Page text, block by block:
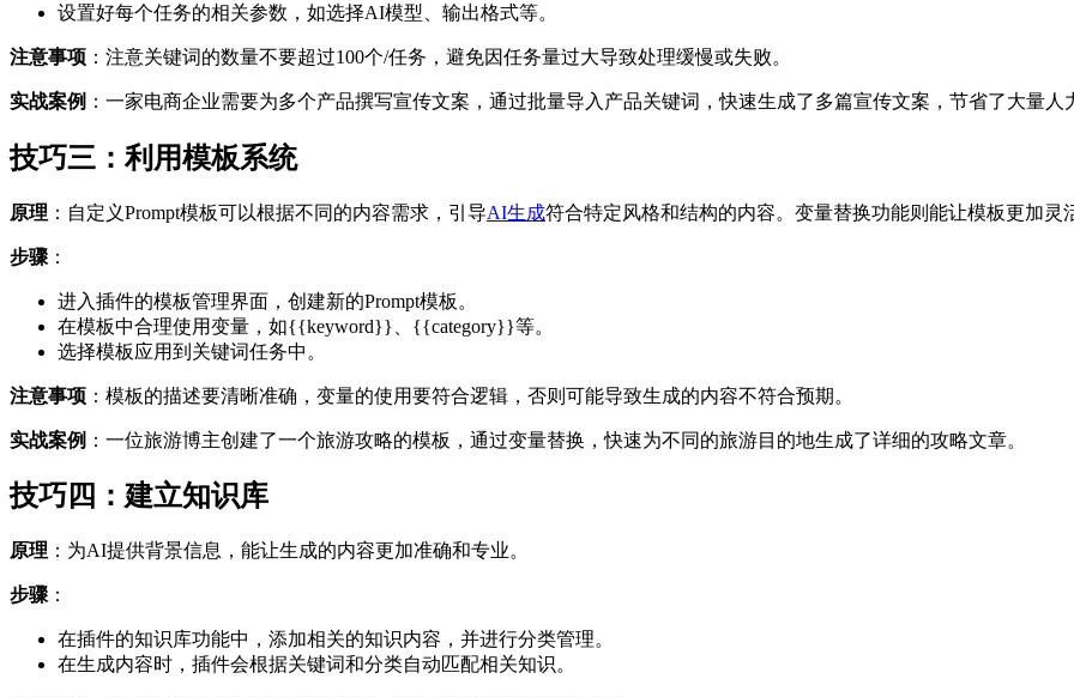
设置好每个任务的相关参数，如选择AI模型、输出格式等。
注意事项 ：注意关键词的数量不要超过100个/任务，避免因任务量过大导致处理缓慢或失败。
实战案例 ：一家电商企业需要为多个产品撰写宣传文案，通过批量导入产品关键词，快速生成了多篇宣传文案，节省了大量人
技巧三：利用模板系统
原理 ：自定义Prompt模板可以根据不同的内容需求，引导AI生成符合特定风格和结构的内容。变量替换功能则能让模板更加灵
步骤 ：
进入插件的模板管理界面，创建新的Prompt模板。
在模板中合理使用变量，如{{keyword}}、{{category}}等。
选择模板应用到关键词任务中。
注意事项 ：模板的描述要清晰准确，变量的使用要符合逻辑，否则可能导致生成的内容不符合预期。
实战案例 ：一位旅游博主创建了一个旅游攻略的模板，通过变量替换，快速为不同的旅游目的地生成了详细的攻略文章。
技巧四：建立知识库
原理 ：为AI提供背景信息，能让生成的内容更加准确和专业。
步骤 ：
在插件的知识库功能中，添加相关的知识内容，并进行分类管理。
在生成内容时，插件会根据关键词和分类自动匹配相关知识。